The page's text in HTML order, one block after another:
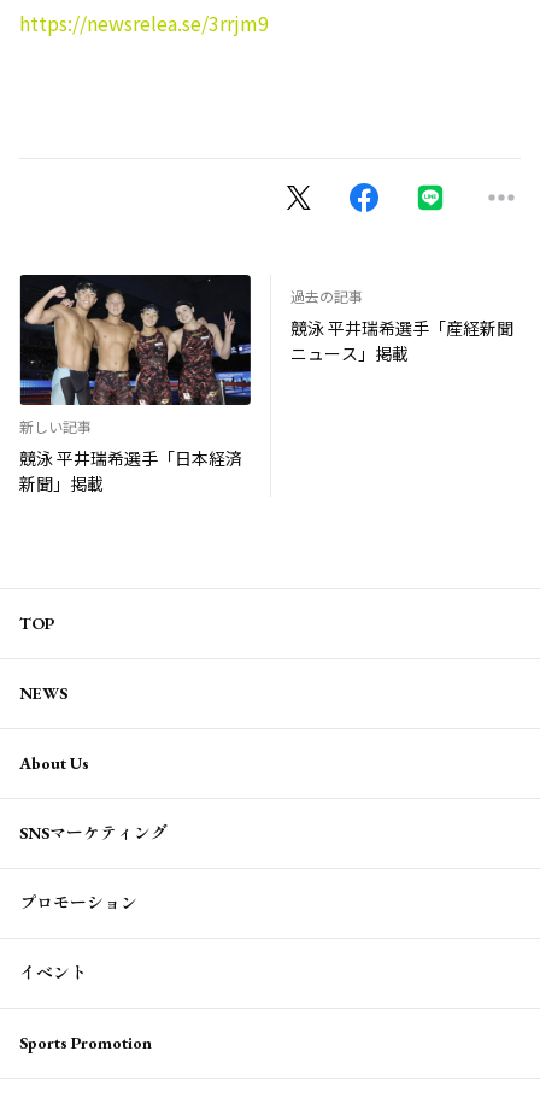
https://newsrelea.se/3rrjm9
新しい記事
競泳 平井瑞希選手「日本経済
新聞」掲載
過去の記事
競泳 平井瑞希選手「産経新聞
ニュース」掲載
TOP
NEWS
About Us
SNSマーケティング
プロモーション
イベント
Sports Promotion